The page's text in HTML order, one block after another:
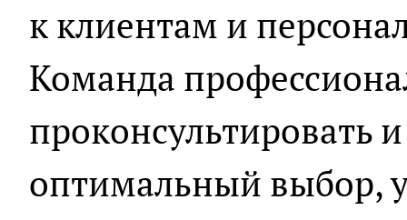
к клиентам и
Команда
проконсультировать
оптимальный выбор,